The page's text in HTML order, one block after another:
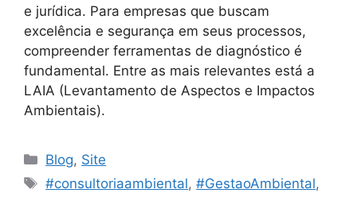
e jurídica. Para empresas que buscam
excelência e segurança em seus processos,
compreender ferramentas de diagnóstico é
fundamental. Entre as mais relevantes está a
LAIA (Levantamento de Aspectos e Impactos
Ambientais).
Blog, Site
#consultoriaambiental,#GestaoAmbiental,